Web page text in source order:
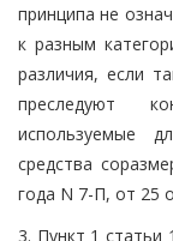
принципа не
к разным
различия, если
преследуют
используемые
средства
года N 7-П, от 25
3. Пункт 1 статьи